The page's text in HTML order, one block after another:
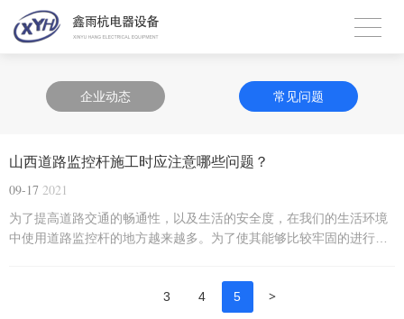
企业动态 常见问题
山西道路监控杆施工时应注意哪些问题？
09-17 2021
为了提高道路交通的畅通性，以及生活的安全度，在我们的生活环境
中使用道路监控杆的地方越来越多。为了使其能够比较牢固的进行安
3 4 5 >